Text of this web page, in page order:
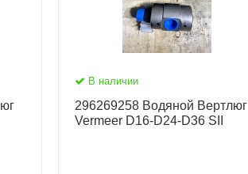
В наличии
296269258 Водяной Вертлюг
Vermeer D16-D24-D36 SII